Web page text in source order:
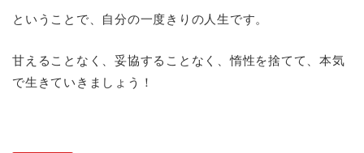
ということで、自分の一度きりの人生です。
甘えることなく、妥協することなく、惰性を捨てて、本気
で生きていきましょう！